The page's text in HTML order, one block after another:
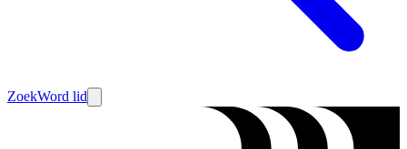
ZoekWord lid